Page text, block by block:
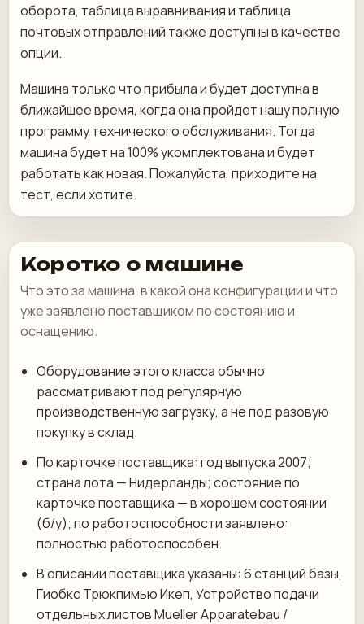
оборота, таблица выравнивания и таблица
почтовых отправлений также доступны в качестве
опции.
Машина только что прибыла и будет доступна в
ближайшее время, когда она пройдет нашу полную
программу технического обслуживания. Тогда
машина будет на 100% укомплектована и будет
работать как новая. Пожалуйста, приходите на
тест, если хотите.
Коротко о машине
Что это за машина, в какой она конфигурации и что
уже заявлено поставщиком по состоянию и
оснащению.
Оборудование этого класса обычно
рассматривают под регулярную
производственную загрузку, а не под разовую
покупку в склад.
По карточке поставщика: год выпуска 2007;
страна лота — Нидерланды; состояние по
карточке поставщика — в хорошем состоянии
(б/у); по работоспособности заявлено:
полностью работоспособен.
В описании поставщика указаны: 6 станций базы,
Гиобкс Трюкпимью Икеп, Устройство подачи
отдельных листов Mueller Apparatebau /